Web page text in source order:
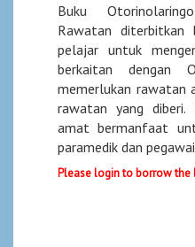
Buku
Rawatan diterbitkan
pelajar untuk
berkaitan dengan
memerlukan rawatan
rawatan yang diberi.
amat bermanfaat
paramedik dan
Please login to borrow the